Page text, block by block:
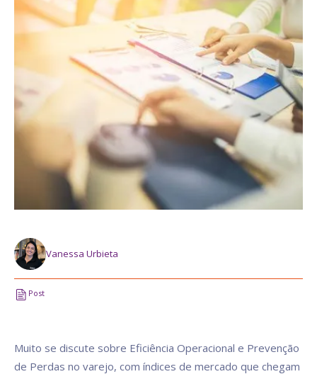
Vanessa Urbieta
Post
Muito se discute sobre Eficiência Operacional e Prevenção
de Perdas no varejo, com índices de mercado que chegam